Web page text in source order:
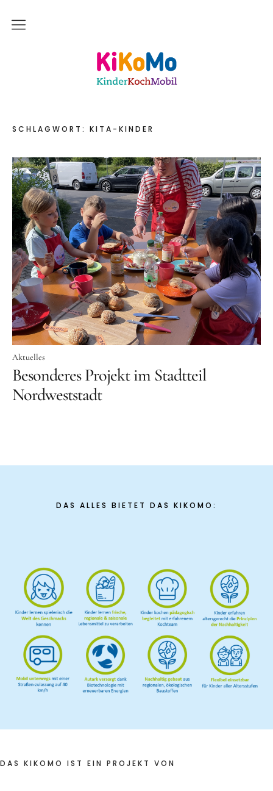
Kinderkochmobil KiKoMo Karlsruhe
Start
Mein Team
Meine Freunde
Saisonal – Regional – Bio
Wir sind “in-Form”
Anerkannt als “BNE”-Akteur
Mein erstes Jahr
Aktuelles
Tipps für Kids
Rezepte
Unser Beitrag zum Ernährungsführerschein
Frühlingsküche & Sprachschätze – Mit allen Sinnen
lernen
Winterzauber
Offene Angebote
Werde Klimabotschafter:in
Outdoor Koch-Geburtstag
Mitmachen
SCHLAGWORT: KITA-KINDER
Aktuelles
Besonderes Projekt im Stadtteil
Nordweststadt
DAS ALLES BIETET DAS KIKOMO:
DAS KIKOMO IST EIN PROJEKT VON